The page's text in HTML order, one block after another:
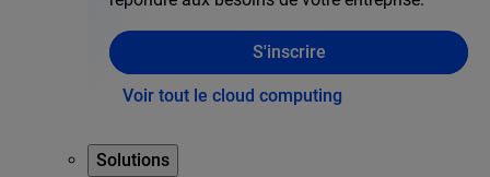
S'inscrire
Voir tout le cloud computing
Solutions